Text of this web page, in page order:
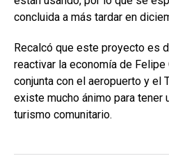
concluida a más tardar en
Recalcó que este proyecto es
reactivar la economía de
conjunta con el aeropuerto y el
existe mucho ánimo para tener
turismo comunitario.